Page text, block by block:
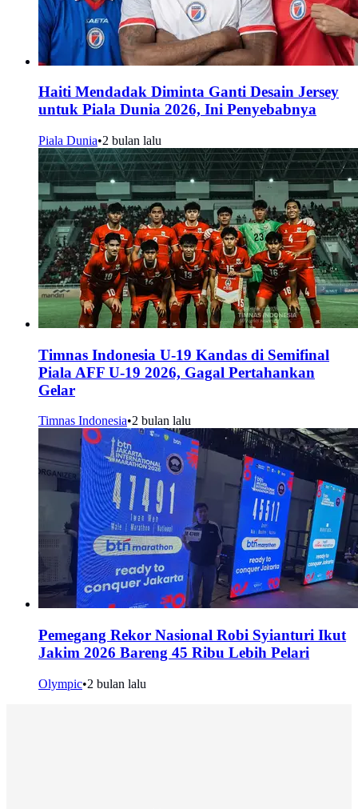
Haiti Mendadak Diminta Ganti Desain Jersey
untuk Piala Dunia 2026, Ini Penyebabnya
Piala Dunia•2 bulan lalu
Timnas Indonesia U-19 Kandas di Semifinal
Piala AFF U-19 2026, Gagal Pertahankan
Gelar
Timnas Indonesia•2 bulan lalu
Pemegang Rekor Nasional Robi Syianturi Ikut
Jakim 2026 Bareng 45 Ribu Lebih Pelari
Olympic•2 bulan lalu